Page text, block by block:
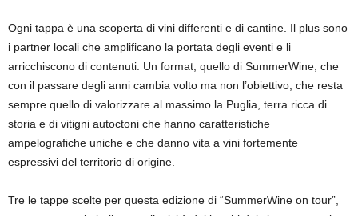
Ogni tappa è una scoperta di vini differenti e di cantine. Il plus sono
i partner locali che amplificano la portata degli eventi e li
arricchiscono di contenuti. Un format, quello di SummerWine, che
con il passare degli anni cambia volto ma non l’obiettivo, che resta
sempre quello di valorizzare al massimo la Puglia, terra ricca di
storia e di vitigni autoctoni che hanno caratteristiche
ampelografiche uniche e che danno vita a vini fortemente
espressivi del territorio di origine.
Tre le tappe scelte per questa edizione di “SummerWine on tour”,